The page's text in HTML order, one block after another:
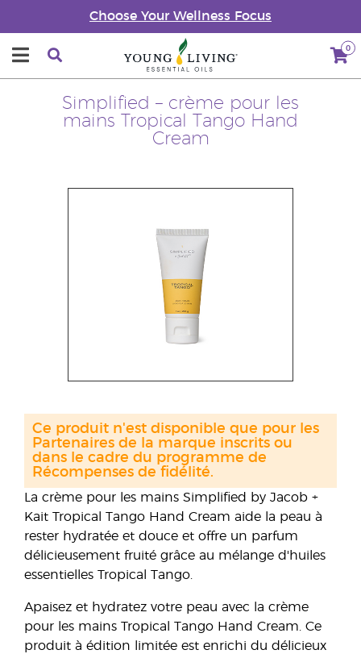
Choose Your Wellness Focus
0
Simplified – crème pour les
mains Tropical Tango Hand
Cream
La crème pour les mains Simplified by Jacob +
Kait Tropical Tango Hand Cream aide la peau à
rester hydratée et douce et offre un parfum
délicieusement fruité grâce au mélange d'huiles
essentielles Tropical Tango.
Apaisez et hydratez votre peau avec la crème
pour les mains Tropical Tango Hand Cream. Ce
produit à édition limitée est enrichi du délicieux
Ce produit n'est disponible que pour les
Partenaires de la marque inscrits ou
dans le cadre du programme de
Récompenses de fidélité.